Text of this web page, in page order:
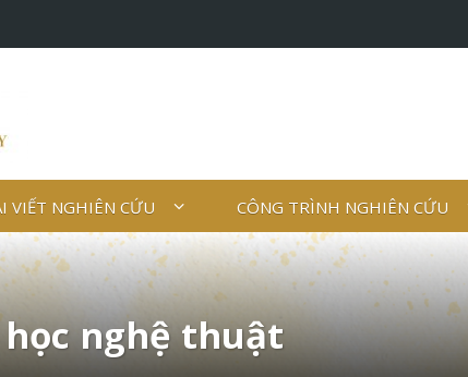
VIẾT NGHIÊN CỨU CÔNG TRÌNH NGHIÊN CỨU
nghệ thuật